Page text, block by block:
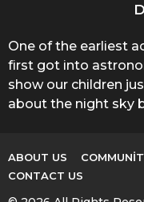
One of the earliest
first got into
show our children
about the night sky
ABOUT US
CONTACT US